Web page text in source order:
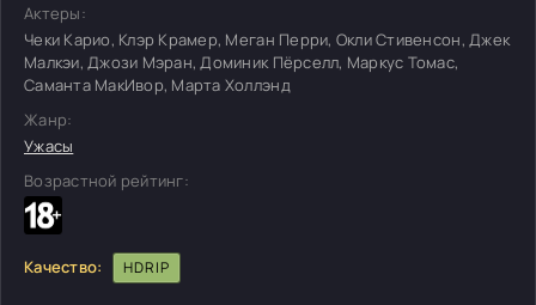
Актеры:
Чеки Карио, Клэр Крамер, Меган Перри, Окли Стивенсон, Джек
Малкэи, Джози Мэран, Доминик Пёрселл, Маркус Томас,
Саманта МакИвор, Марта Холлэнд
Жанр:
Ужасы
Возрастной рейтинг:
Качество: HDRIP